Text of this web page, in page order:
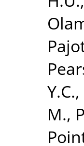
Y.C.,
M.,